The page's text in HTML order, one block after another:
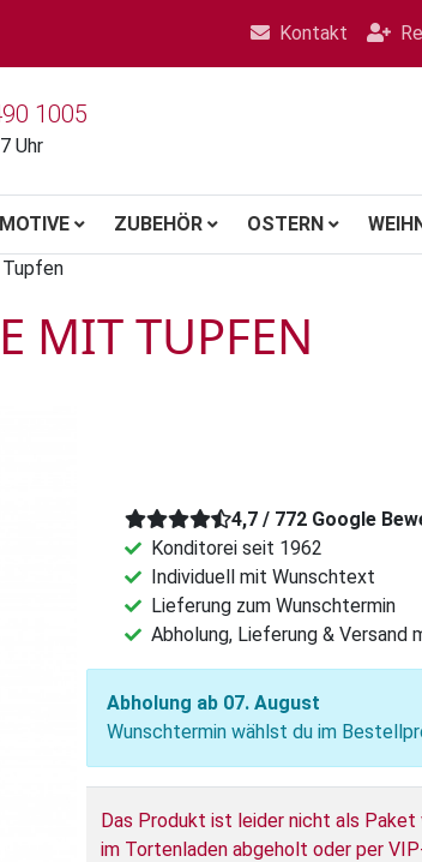
Kontakt
1005
Uhr
ZUBEHÖR OSTERN
MIT TUPFEN
4,7 / 772 Google
Konditorei seit 1962
Individuell mit Wunschtext
Lieferung zum Wunschtermin
Abholung, Lieferung & Versand
Abholung ab 07. August
Wunschtermin wählst du im
Das Produkt ist leider nicht als Paket
im Tortenladen abgeholt oder per